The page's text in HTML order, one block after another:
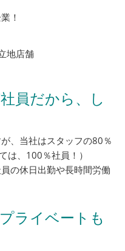
！
地店舗
員だから、し
、当社はスタッフの80％
は、100％社員！）
の休日出勤や長時間労働
ライベートも